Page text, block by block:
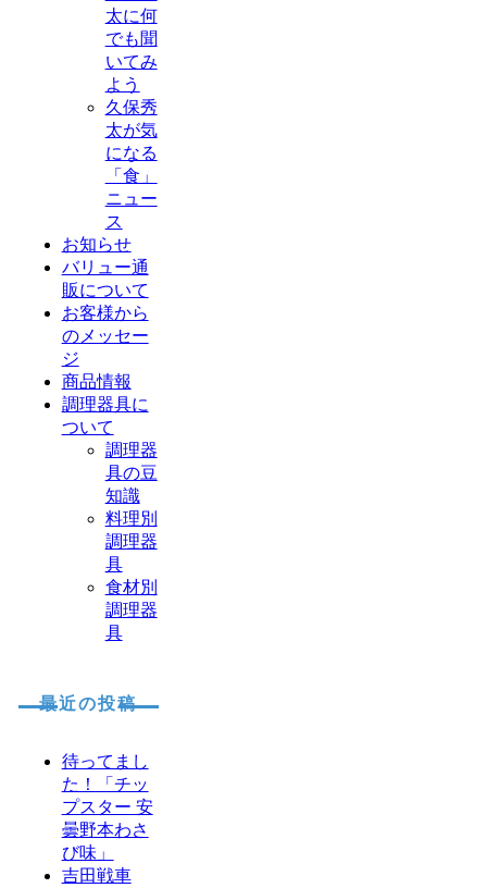
太に何
でも聞
いてみ
よう
久保秀
太が気
になる
「食」
ニュー
ス
お知らせ
バリュー通
販について
お客様から
のメッセー
ジ
商品情報
調理器具に
ついて
調理器
具の豆
知識
料理別
調理器
具
食材別
調理器
具
最近の投稿
待ってまし
た！「チッ
プスター 安
曇野本わさ
び味」
吉田戦車